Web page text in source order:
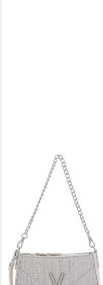
VALENTINO BAGS
Handtasche Portobello
UVP95,00 €
lieferbar - in 2-3 Werktagen bei dir